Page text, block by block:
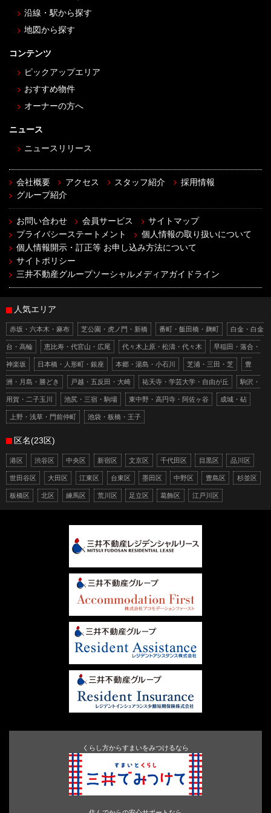
沿線・駅から探す
地図から探す
コンテンツ
ピックアップエリア
おすすめ物件
オーナーの方へ
ニュース
ニュースリリース
会社概要 アクセス スタッフ紹介
採用情報
グループ紹介
お問い合わせ 会員サービス
サイトマップ
プライバシーステートメント
個人情報の取り扱いについて
個人情報開示・訂正等 お申し込み方法について
サイトポリシー
三井不動産グループソーシャルメディアガイドライン
人気エリア
赤坂・六本木・麻布 芝公園・虎ノ門・新橋 番町・飯田橋・麹町 白金・白金
台・高輪 恵比寿・代官山・広尾 代々木上原・松濤・代々木 早稲田・落合・
神楽坂 日本橋・人形町・銀座 本郷・湯島・小石川 芝浦・三田・芝 豊
洲・月島・勝どき 戸越・五反田・大崎 祐天寺・学芸大学・自由が丘 駒沢・
用賀・二子玉川 池尻・三宿・駒場 東中野・高円寺・阿佐ヶ谷 成城・砧
上野・浅草・門前仲町 池袋・板橋・王子
区名(23区)
港区 渋谷区 中央区 新宿区 文京区 千代田区 目黒区 品川区
世田谷区 大田区 江東区 台東区 墨田区 中野区 豊島区 杉並区
板橋区 北区 練馬区 荒川区 足立区 葛飾区 江戸川区
くらし方からすまいをみつけるなら